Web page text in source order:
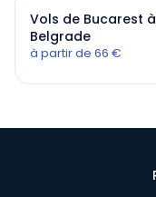
Vols de Bucarest à
Belgrade
à partir de 66 €